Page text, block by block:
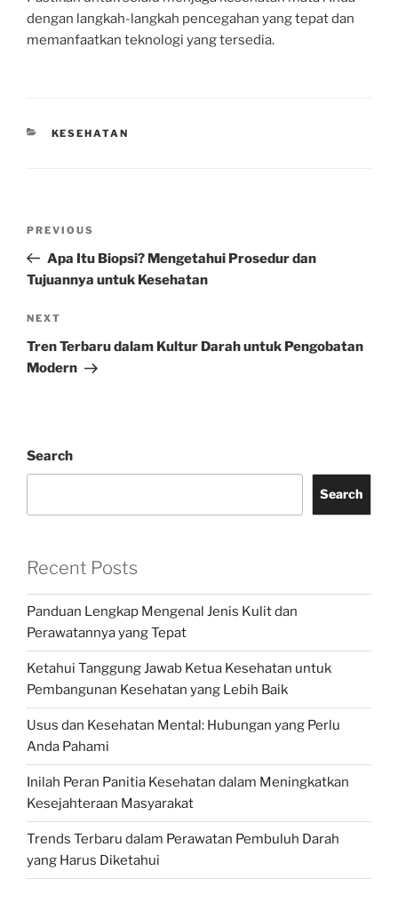
dengan langkah-langkah pencegahan yang tepat dan
memanfaatkan teknologi yang tersedia.
CATEGORIES
KESEHATAN
Previous
Post
PREVIOUS
Apa Itu Biopsi? Mengetahui Prosedur dan
Tujuannya untuk Kesehatan
Next
Post
NEXT
Tren Terbaru dalam Kultur Darah untuk Pengobatan
Modern
Search
Search
Recent Posts
Panduan Lengkap Mengenal Jenis Kulit dan
Perawatannya yang Tepat
Ketahui Tanggung Jawab Ketua Kesehatan untuk
Pembangunan Kesehatan yang Lebih Baik
Usus dan Kesehatan Mental: Hubungan yang Perlu
Anda Pahami
Inilah Peran Panitia Kesehatan dalam Meningkatkan
Kesejahteraan Masyarakat
Trends Terbaru dalam Perawatan Pembuluh Darah
yang Harus Diketahui